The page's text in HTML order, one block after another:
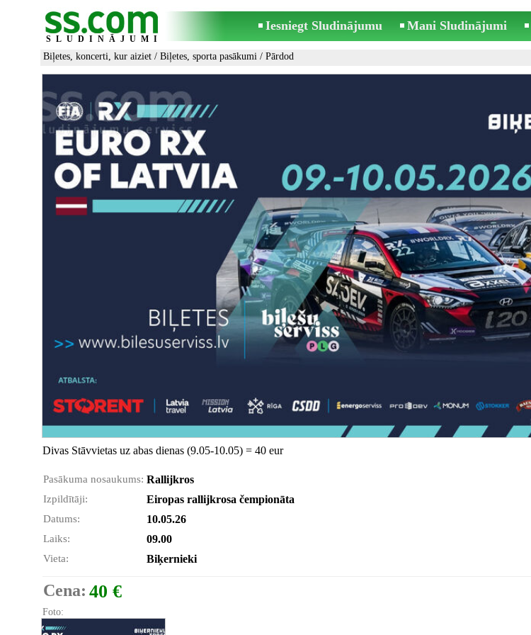
SLUDINĀJUMI
Iesniegt Sludinājumu Mani Sludinājumi
Biļetes, koncerti, kur aiziet / Biļetes, sporta pasākumi / Pārdod
Divas Stāvvietas uz abas dienas (9.05-10.05) = 40 eur
Pasākuma nosaukums: Rallijkros
Izpildītāji: Eiropas rallijkrosa čempionāta
Datums: 10.05.26
Laiks: 09.00
Vieta: Biķernieki
Cena: 40 €
Foto: